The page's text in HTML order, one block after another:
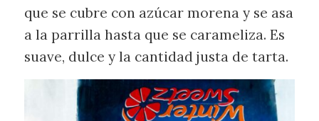
que se cubre con azúcar morena y se asa
a la parrilla hasta que se carameliza. Es
suave, dulce y la cantidad justa de tarta.